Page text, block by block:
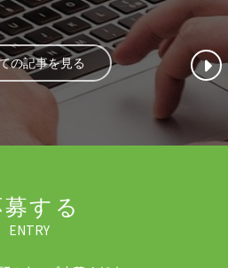
の記事を見る
募する
ENTRY